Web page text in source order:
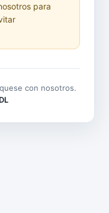
para
con nosotros.